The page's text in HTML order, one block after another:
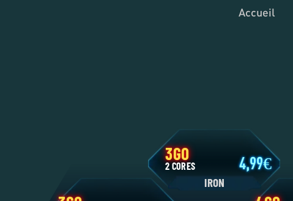
Accueil
3GO
2 CORES 4,99